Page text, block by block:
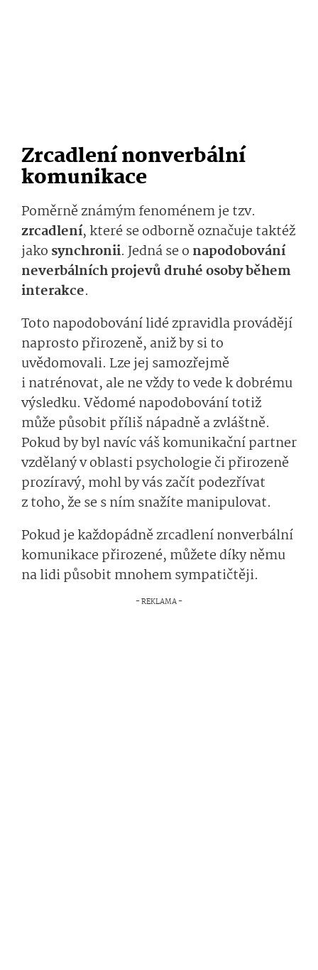
Zrcadlení nonverbální
komunikace
Poměrně známým fenoménem je tzv.
zrcadlení, které se odborně označuje taktéž
jako synchronii. Jedná se o napodobování
neverbálních projevů druhé osoby během
interakce.
Toto napodobování lidé zpravidla provádějí
naprosto přirozeně, aniž by si to
uvědomovali. Lze jej samozřejmě
i natrénovat, ale ne vždy to vede k dobrému
výsledku. Vědomé napodobování totiž
může působit příliš nápadně a zvláštně.
Pokud by byl navíc váš komunikační partner
vzdělaný v oblasti psychologie či přirozeně
prozíravý, mohl by vás začít podezřívat
z toho, že se s ním snažíte manipulovat.
Pokud je každopádně zrcadlení nonverbální
komunikace přirozené, můžete díky němu
na lidi působit mnohem sympatičtěji.